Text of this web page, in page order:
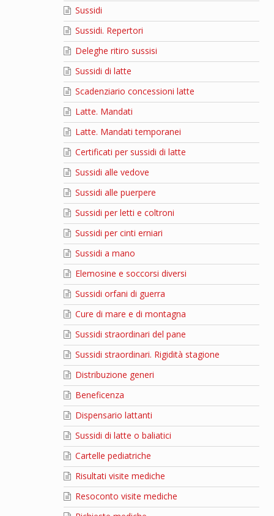
Sussidi
Sussidi. Repertori
Deleghe ritiro sussisi
Sussidi di latte
Scadenziario concessioni latte
Latte. Mandati
Latte. Mandati temporanei
Certificati per sussidi di latte
Sussidi alle vedove
Sussidi alle puerpere
Sussidi per letti e coltroni
Sussidi per cinti erniari
Sussidi a mano
Elemosine e soccorsi diversi
Sussidi orfani di guerra
Cure di mare e di montagna
Sussidi straordinari del pane
Sussidi straordinari. Rigidità stagione
Distribuzione generi
Beneficenza
Dispensario lattanti
Sussidi di latte o baliatici
Cartelle pediatriche
Risultati visite mediche
Resoconto visite mediche